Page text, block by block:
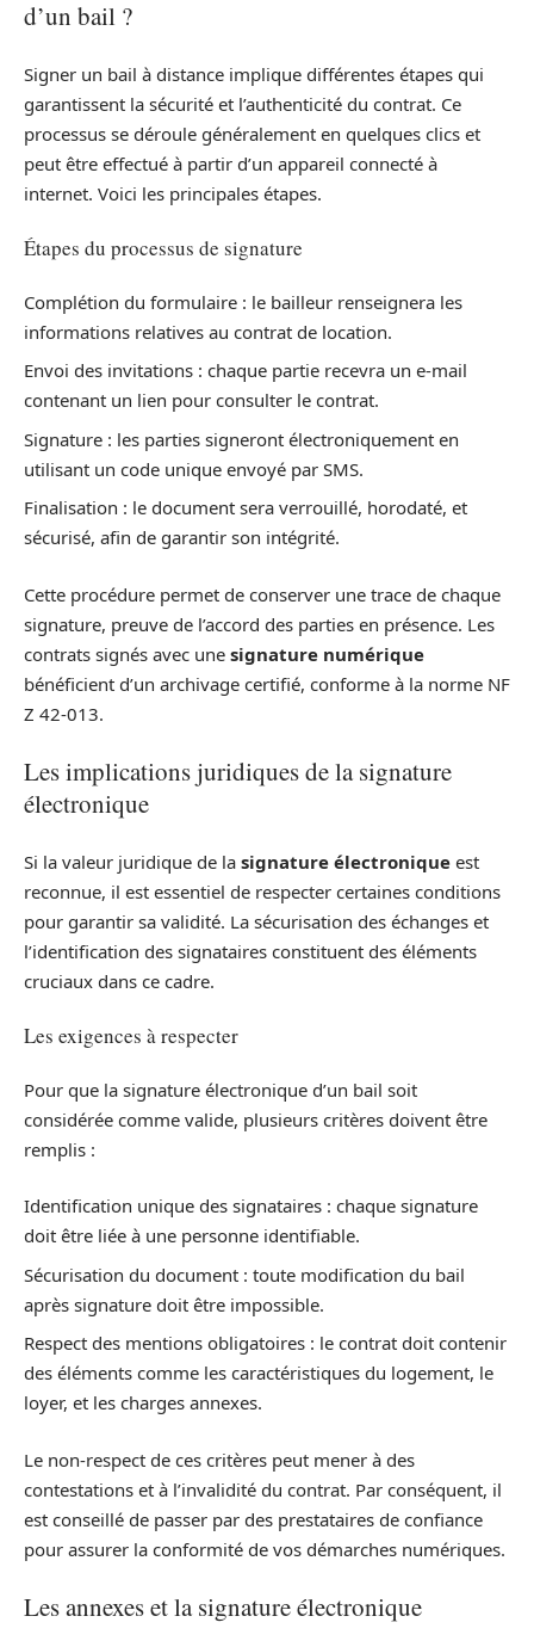
d’un bail ?
Signer un bail à distance implique différentes étapes qui
garantissent la sécurité et l’authenticité du contrat. Ce
processus se déroule généralement en quelques clics et
peut être effectué à partir d’un appareil connecté à
internet. Voici les principales étapes.
Étapes du processus de signature
Complétion du formulaire : le bailleur renseignera les
informations relatives au contrat de location.
Envoi des invitations : chaque partie recevra un e-mail
contenant un lien pour consulter le contrat.
Signature : les parties signeront électroniquement en
utilisant un code unique envoyé par SMS.
Finalisation : le document sera verrouillé, horodaté, et
sécurisé, afin de garantir son intégrité.
Cette procédure permet de conserver une trace de chaque
signature, preuve de l’accord des parties en présence. Les
contrats signés avec une signature numérique
bénéficient d’un archivage certifié, conforme à la norme NF
Z 42-013.
Les implications juridiques de la signature
électronique
Si la valeur juridique de la signature électronique est
reconnue, il est essentiel de respecter certaines conditions
pour garantir sa validité. La sécurisation des échanges et
l’identification des signataires constituent des éléments
cruciaux dans ce cadre.
Les exigences à respecter
Pour que la signature électronique d’un bail soit
considérée comme valide, plusieurs critères doivent être
remplis :
Identification unique des signataires : chaque signature
doit être liée à une personne identifiable.
Sécurisation du document : toute modification du bail
après signature doit être impossible.
Respect des mentions obligatoires : le contrat doit contenir
des éléments comme les caractéristiques du logement, le
loyer, et les charges annexes.
Le non-respect de ces critères peut mener à des
contestations et à l’invalidité du contrat. Par conséquent, il
est conseillé de passer par des prestataires de confiance
pour assurer la conformité de vos démarches numériques.
Les annexes et la signature électronique